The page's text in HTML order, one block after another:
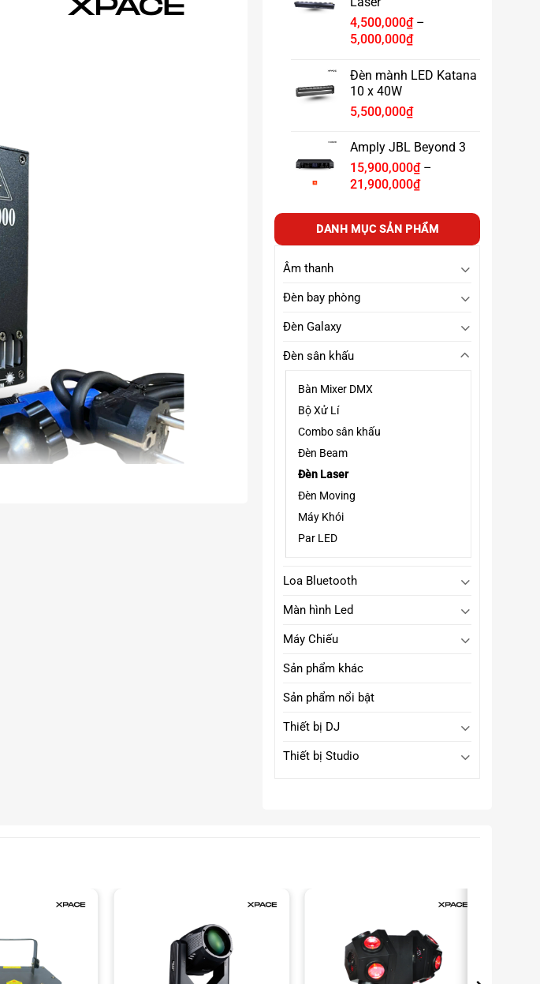
4,500,000₫ –
5,000,000₫Khoảng
từ
đến
5,000,000₫
Đèn mành LED Katana
10 x 40W
5,500,000₫
Amply JBL Beyond 3
15,900,000₫ –
21,900,000₫Khoảng
từ
15,900,000₫
đến
21,900,000₫
DANH MỤC SẢN PHẨM
Âm thanh
Đèn bay phòng
Đèn Galaxy
Đèn sân khấu
Bàn Mixer DMX
Bộ Xử Lí
Combo sân khấu
Đèn Beam
Đèn Laser
Đèn Moving
Máy Khói
Par LED
Loa Bluetooth
Màn hình Led
Máy Chiếu
Sản phẩm khác
Sản phẩm nổi bật
Thiết bị DJ
Thiết bị Studio